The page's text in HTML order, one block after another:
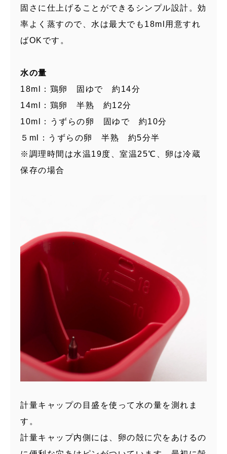
固さに仕上げることができるシンプル設計。効
率よく蒸すので、水は最大でも18ml用意すれ
ばOKです。
水の量
18ml：鶏卵 固ゆで 約14分
14ml：鶏卵 半熟 約12分
10ml：うずらの卵 固ゆで 約10分
５ml：うずらの卵 半熟 約5分半
※調理時間は水温19度、室温25℃、卵は冷蔵
保存の場合
計量キャップの目盛を使って水の量を測れま
す。
計量キャップ内側には、卵の殻に穴をあけるの